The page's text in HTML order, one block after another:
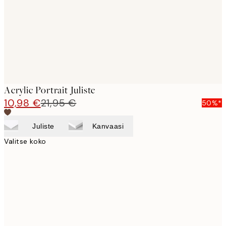
Acrylic Portrait Juliste
10,98 €21,95 € 50%*
Juliste Kanvaasi
Valitse koko